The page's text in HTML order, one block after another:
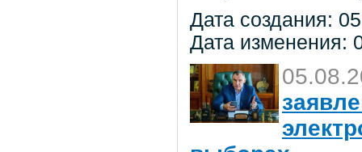
Дата создания:
Дата изменения: